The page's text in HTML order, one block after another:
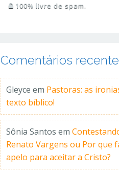
100% livre de spam.
Comentários
Gleyce em Pastoras: as
texto bíblico!
Sônia Santos em
Renato Vargens ou Por que
apelo para aceitar a Cristo?